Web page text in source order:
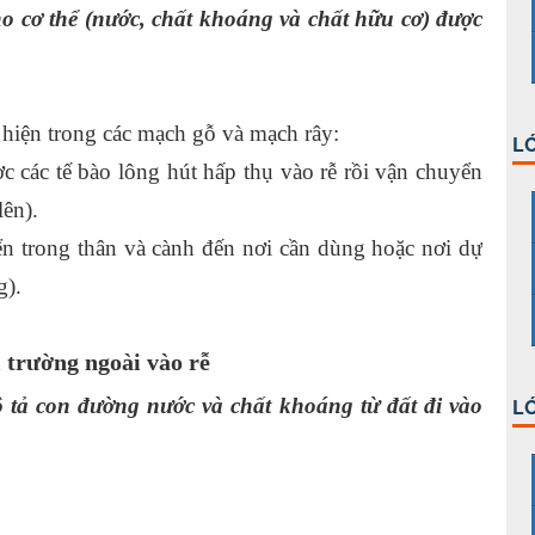
cơ thể (nước, chất khoáng và chất hữu cơ) được
trong các mạch gỗ và mạch rây:
các tế bào lông hút hấp thụ vào rễ rồi vận chuyển
trong thân và cành đến nơi cần dùng hoặc nơi dự
ngoài vào rễ
con đường nước và chất khoáng từ đất đi vào